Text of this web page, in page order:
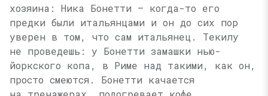
хозяина: Ника Бонетти — когда-то его
предки были итальянцами и он до сих пор
уверен в том, что сам итальянец. Текилу
не проведешь: у Бонетти замашки нью-
йоркского копа, в Риме над такими, как он,
просто смеются. Бонетти качается